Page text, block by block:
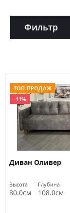
Фильтр
ТОП ПРОДАЖ
-11%
Диван Оливер
Высота
80.0см
Глубина
108.0см